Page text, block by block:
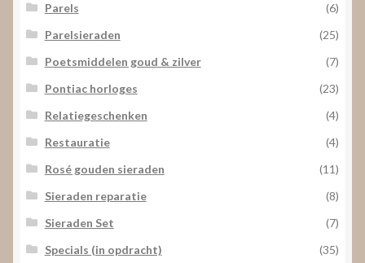
Parels
(6)
Parelsieraden
(25)
Poetsmiddelen goud & zilver
(7)
Pontiac horloges
(23)
Relatiegeschenken
(4)
Restauratie
(4)
Rosé gouden sieraden
(11)
Sieraden reparatie
(8)
Sieraden Set
(7)
Specials (in opdracht)
(35)